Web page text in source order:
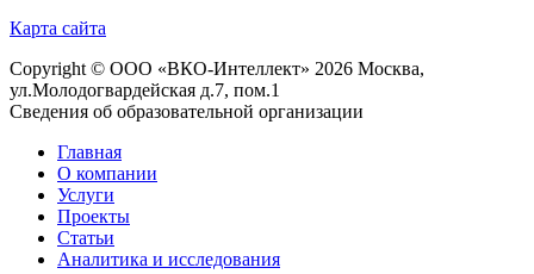
Карта сайта
Copyright © ООО «ВКО-Интеллект» 2026 Москва,
ул.Молодогвардейская д.7, пом.1
Сведения об образовательной организации
Главная
О компании
Услуги
Проекты
Статьи
Аналитика и исследования